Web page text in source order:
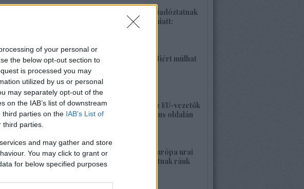
of your personal or
the below opt-out section to
is processed you may
utilized by us or personal
may separately opt-out of the
on the IAB’s list of downstream
third parties on the IAB’s List of
parties.
and may gather and store
You may click to grant or
for below specified purposes
1425. BEKIÁLTÁS: Riadóztatnak
az ukrán-fasizmus miatt:
„Európa vigyázz!”
1424. BEKIÁLTÁS: Miért múlhat
ki a Népszava is?
2026. május 30. 19:53
1423. BEKIÁLTÁS: Az EU-vezetők
a banderista-fasizmus oldalán
1422. BEKIÁLTÁS: Európa urai
nagy háborút hozhatnak ránk